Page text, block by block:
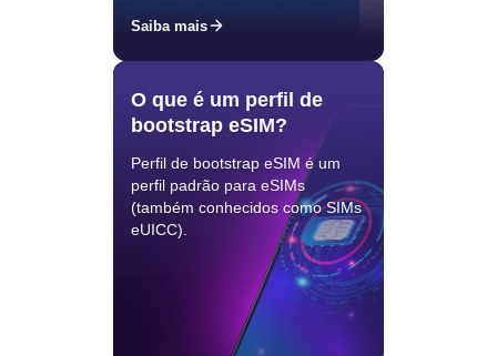
Saiba mais
O que é um perfil de
bootstrap eSIM?
Perfil de bootstrap eSIM é um
perfil padrão para eSIMs
(também conhecidos como SIMs
eUICC).